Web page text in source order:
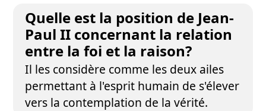
Quelle est la position de Jean-
Paul II concernant la relation
entre la foi et la raison?
Il les considère comme les deux ailes
permettant à l'esprit humain de s'élever
vers la contemplation de la vérité.